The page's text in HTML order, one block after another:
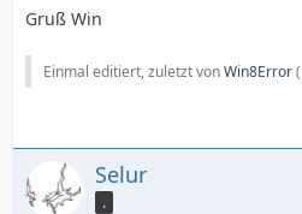
Gruß Win
Einmal editiert, zuletzt vonWin8Error(
Selur
.